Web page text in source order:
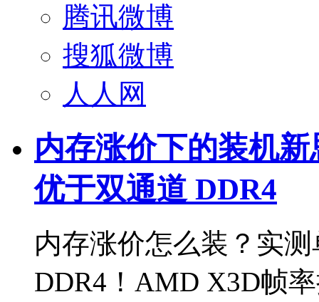
腾讯微博
搜狐微博
人人网
内存涨价下的装机
优于双通道 DDR4
内存涨价怎么装？实
DDR4！AMD X3D帧